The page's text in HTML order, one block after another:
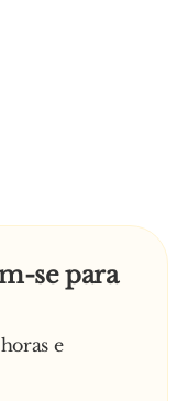
se para
e